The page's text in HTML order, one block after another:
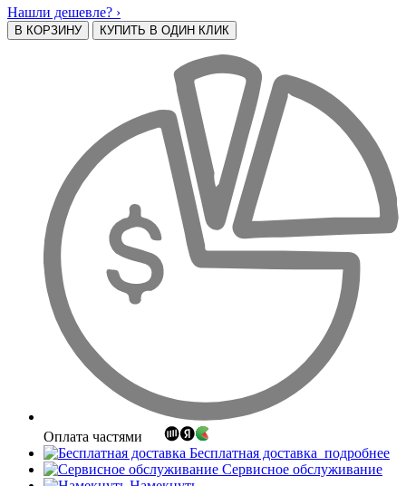
Нашли дешевле? ›
В КОРЗИНУ КУПИТЬ В ОДИН КЛИК
Оплата частями
Бесплатная доставка подробнее
Сервисное обслуживание